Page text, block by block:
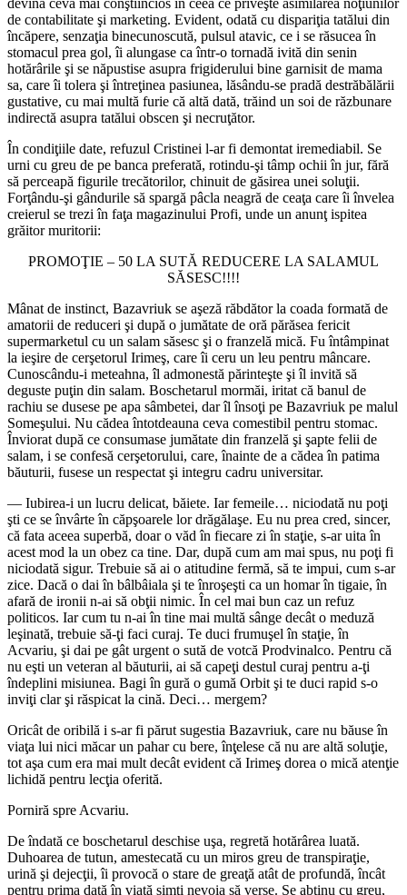
devină ceva mai conştiincios în ceea ce priveşte asimilarea noţiunilor
de contabilitate şi marketing. Evident, odată cu dispariţia tatălui din
încăpere, senzaţia binecunoscută, pulsul atavic, ce i se răsucea în
stomacul prea gol, îi alungase ca într-o tornadă ivită din senin
hotărârile şi se năpustise asupra frigiderului bine garnisit de mama
sa, care îi tolera şi întreţinea pasiunea, lăsându-se pradă destrăbălării
gustative, cu mai multă furie că altă dată, trăind un soi de răzbunare
indirectă asupra tatălui obscen şi necruţător.
În condiţiile date, refuzul Cristinei l-ar fi demontat iremediabil. Se
urni cu greu de pe banca preferată, rotindu-şi tâmp ochii în jur, fără
să perceapă figurile trecătorilor, chinuit de găsirea unei soluţii.
Forţându-şi gândurile să spargă pâcla neagră de ceaţa care îi învelea
creierul se trezi în faţa magazinului Profi, unde un anunţ ispitea
grăitor muritorii:
PROMOŢIE – 50 LA SUTĂ REDUCERE LA SALAMUL
SĂSESC!!!!
Mânat de instinct, Bazavriuk se aşeză răbdător la coada formată de
amatorii de reduceri şi după o jumătate de oră părăsea fericit
supermarketul cu un salam săsesc şi o franzelă mică. Fu întâmpinat
la ieşire de cerşetorul Irimeş, care îi ceru un leu pentru mâncare.
Cunoscându-i meteahna, îl admonestă părinteşte şi îl invită să
deguste puţin din salam. Boschetarul mormăi, iritat că banul de
rachiu se dusese pe apa sâmbetei, dar îl însoţi pe Bazavriuk pe malul
Someşului. Nu cădea întotdeauna ceva comestibil pentru stomac.
Înviorat după ce consumase jumătate din franzelă şi şapte felii de
salam, i se confesă cerşetorului, care, înainte de a cădea în patima
băuturii, fusese un respectat şi integru cadru universitar.
― Iubirea-i un lucru delicat, băiete. Iar femeile… niciodată nu poţi
şti ce se învârte în căpşoarele lor drăgălaşe. Eu nu prea cred, sincer,
că fata aceea superbă, doar o văd în fiecare zi în staţie, s-ar uita în
acest mod la un obez ca tine. Dar, după cum am mai spus, nu poţi fi
niciodată sigur. Trebuie să ai o atitudine fermă, să te impui, cum s-ar
zice. Dacă o dai în bâlbâiala şi te înroşeşti ca un homar în tigaie, în
afară de ironii n-ai să obţii nimic. În cel mai bun caz un refuz
politicos. Iar cum tu n-ai în tine mai multă sânge decât o meduză
leşinată, trebuie să-ţi faci curaj. Te duci frumuşel în staţie, în
Acvariu, şi dai pe gât urgent o sută de votcă Prodvinalco. Pentru că
nu eşti un veteran al băuturii, ai să capeţi destul curaj pentru a-ţi
îndeplini misiunea. Bagi în gură o gumă Orbit şi te duci rapid s-o
inviţi clar şi răspicat la cină. Deci… mergem?
Oricât de oribilă i s-ar fi părut sugestia Bazavriuk, care nu băuse în
viaţa lui nici măcar un pahar cu bere, înţelese că nu are altă soluţie,
tot aşa cum era mai mult decât evident că Irimeş dorea o mică atenţie
lichidă pentru lecţia oferită.
Porniră spre Acvariu.
De îndată ce boschetarul deschise uşa, regretă hotărârea luată.
Duhoarea de tutun, amestecată cu un miros greu de transpiraţie,
urină şi dejecţii, îi provocă o stare de greaţă atât de profundă, încât
pentru prima dată în viaţă simţi nevoia să verse. Se abţinu cu greu,